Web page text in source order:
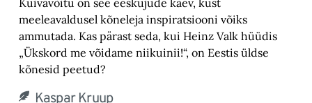
Kuivavõitu on see eeskujude kaev, kust
meeleavaldusel kõneleja inspiratsiooni võiks
ammutada. Kas pärast seda, kui Heinz Valk hüüdis
„Ükskord me võidame niikuinii!“, on Eestis üldse
kõnesid peetud?
Kaspar Kruup